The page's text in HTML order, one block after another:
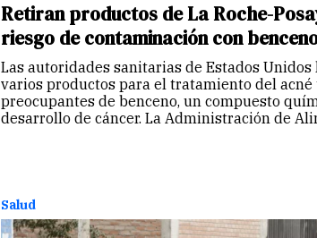
Retiran productos de La Roche-
riesgo de contaminación con
Las autoridades sanitarias de Estados
varios productos para el tratamiento del
preocupantes de benceno, un compuesto
desarrollo de cáncer. La Administración de
Salud